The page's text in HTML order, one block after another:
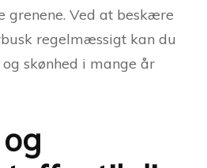
grenene. Ved at beskære
regelmæssigt kan du
skønhed i mange år